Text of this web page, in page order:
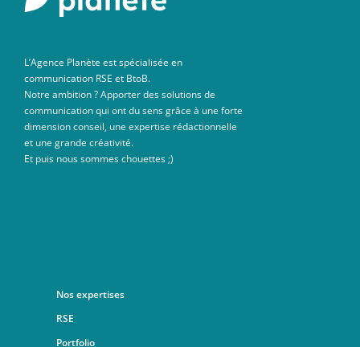
L’Agence Planète est spécialisée en
communication RSE et BtoB.
Notre ambition ? Apporter des solutions de
communication qui ont du sens grâce à une forte
dimension conseil, une expertise rédactionnelle
et une grande créativité.
Et puis nous sommes chouettes ;)
Nos expertises
RSE
Portfolio